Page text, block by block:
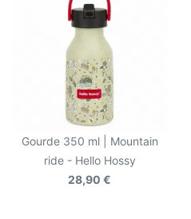
Gourde 350 ml | Mountain
ride - Hello Hossy
28,90 €